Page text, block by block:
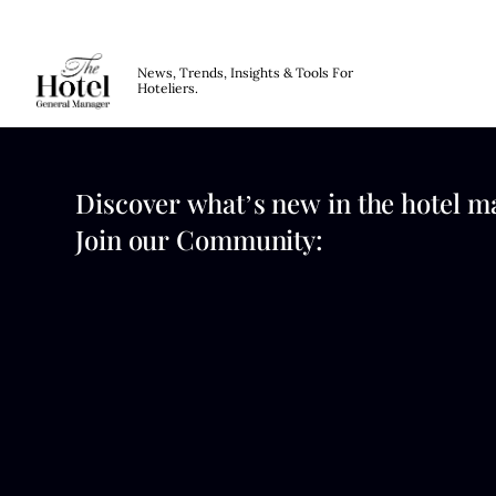
News, Trends, Insights & Tools For
Hoteliers.
Discover what’s new in the hotel
Join our Community: